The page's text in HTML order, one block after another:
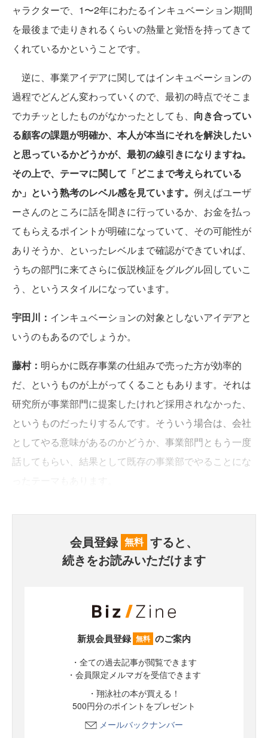
ャラクターで、1〜2年にわたるインキュベーション期間
を最後まで走りきれるくらいの熱量と覚悟を持ってきて
くれているかということです。
逆に、事業アイデアに関してはインキュベーションの
過程でどんどん変わっていくので、最初の時点でそこま
でカチッとしたものがなかったとしても、 向き合ってい
る顧客の課題が明確か、本人が本当にそれを解決したい
と思っているかどうかが、最初の線引きになりますね。
その上で、テーマに関して「どこまで考えられている
か」という熟考のレベル感を見ています。 例えばユーザ
ーさんのところに話を聞きに行っているか、お金を払っ
てもらえるポイントが明確になっていて、その可能性が
ありそうか、といったレベルまで確認ができていれば、
うちの部門に来てさらに仮説検証をグルグル回していこ
う、というスタイルになっています。
宇田川： インキュベーションの対象としないアイデアと
いうのもあるのでしょうか。
藤村： 明らかに既存事業の仕組みで売った方が効率的
だ、というものが上がってくることもあります。それは
研究所が事業部門に提案したけれど採用されなかった、
というものだったりするんです。そういう場合は、会社
としてやる意味があるのかどうか、事業部門ともう一度
話してもらい、結果として既存の事業部でやることにな
会員登録 無料 すると、
続きをお読みいただけます
新規会員登録 無料 のご案内
・全ての過去記事が閲覧できます
・会員限定メルマガを受信できます
・翔泳社の本が買える！
500円分のポイントをプレゼント
メールバックナンバー